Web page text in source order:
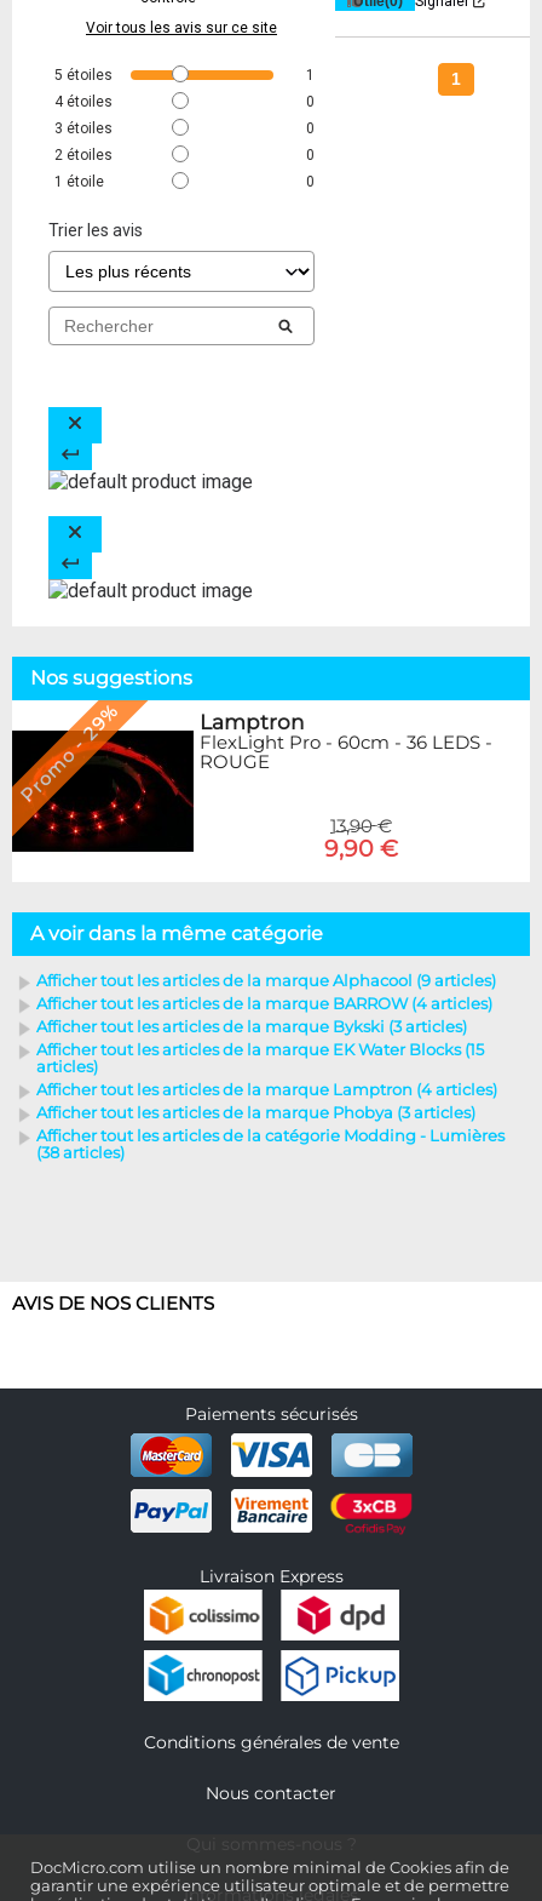
DocMicro.com utilise un nombre minimal de Cookies afin de
garantir une expérience utilisateur optimale et de permettre
Voir tous les avis sur ce site
5 étoiles
1
4 étoiles
0
3 étoiles
0
2 étoiles
0
1 étoile 0
Trier les avis
1
Nos suggestions
Promo - 29% Lamptron
FlexLight Pro - 60cm - 36 LEDS -
ROUGE
13,90 €
9,90 €
A voir dans la même catégorie
Afficher tout les articles de la marque Alphacool (9 articles)
Afficher tout les articles de la marque BARROW (4 articles)
Afficher tout les articles de la marque Bykski (3 articles)
Afficher tout les articles de la marque EK Water Blocks (15
articles)
Afficher tout les articles de la marque Lamptron (4 articles)
Afficher tout les articles de la marque Phobya (3 articles)
Afficher tout les articles de la catégorie Modding - Lumières
(38 articles)
AVIS DE NOS CLIENTS
Paiements sécurisés
Livraison Express
Conditions générales de vente
Nous contacter
Informations légales